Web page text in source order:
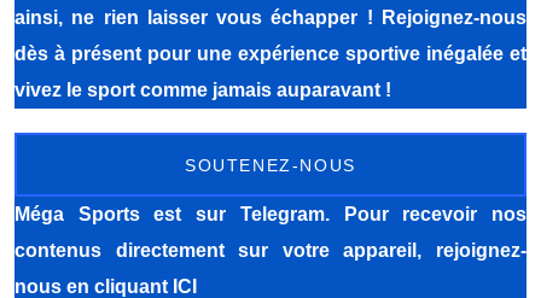
ainsi, ne rien laisser vous échapper ! Rejoignez-nous
dès à présent pour une expérience sportive inégalée et
vivez le sport comme jamais auparavant !
SOUTENEZ-NOUS
Méga Sportsest sur Telegram. Pour recevoir nos
contenus directement sur votre appareil, rejoignez-
nous en cliquant ICI